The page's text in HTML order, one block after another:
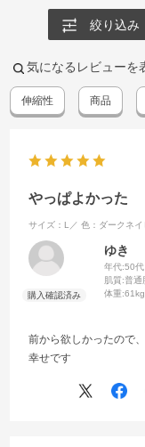
絞り込み
気になるレビューを
伸縮性 商品
やっぱよかった
サイズ：L／ 色：ダークネイ
ゆき
年代:50代
肌質:普通
体重:
前から欲しかったので、
幸せです